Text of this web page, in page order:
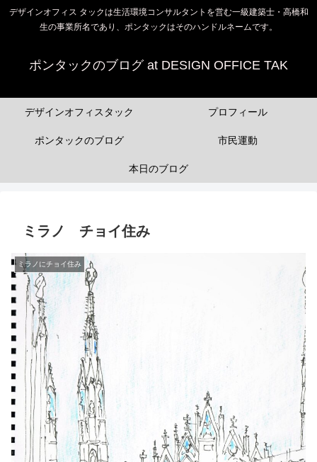
デザインオフィス タックは生活環境コンサルタントを営む一級建築士・高橋和
生の事業所名であり、ポンタックはそのハンドルネームです。
ポンタックのブログ at DESIGN OFFICE TAK
デザインオフィスタック プロフィール
ポンタックのブログ 市民運動
本日のブログ
ミラノ チョイ住み
ミラノにチョイ住み